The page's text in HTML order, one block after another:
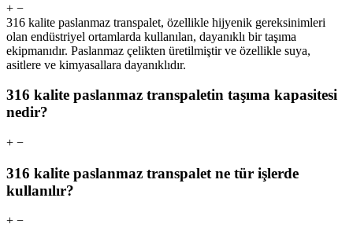
+ −
316 kalite paslanmaz transpalet, özellikle hijyenik gereksinimleri
olan endüstriyel ortamlarda kullanılan, dayanıklı bir taşıma
ekipmanıdır. Paslanmaz çelikten üretilmiştir ve özellikle suya,
asitlere ve kimyasallara dayanıklıdır.
316 kalite paslanmaz transpaletin taşıma kapasitesi
nedir?
+ −
316 kalite paslanmaz transpalet ne tür işlerde
kullanılır?
+ −